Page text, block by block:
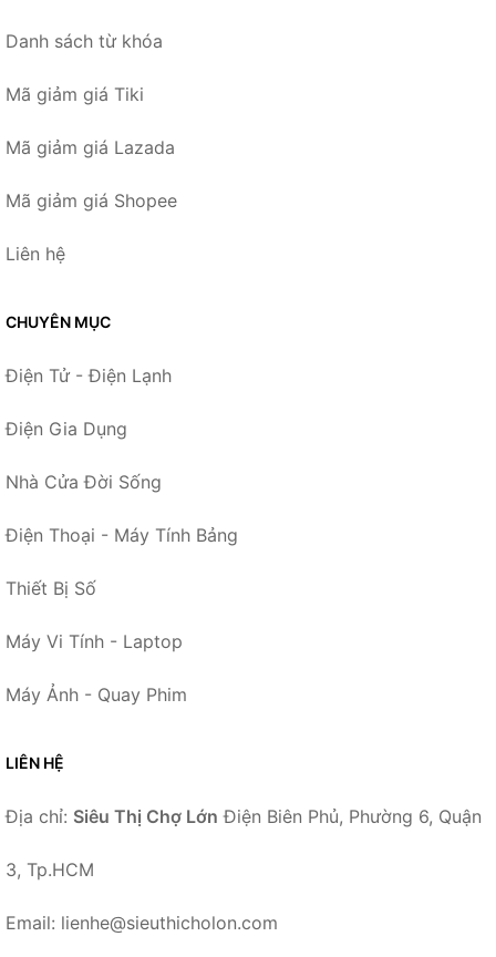
Danh sách từ khóa
Mã giảm giá Tiki
Mã giảm giá Lazada
Mã giảm giá Shopee
Liên hệ
CHUYÊN MỤC
Điện Tử - Điện Lạnh
Điện Gia Dụng
Nhà Cửa Đời Sống
Điện Thoại - Máy Tính Bảng
Thiết Bị Số
Máy Vi Tính - Laptop
Máy Ảnh - Quay Phim
LIÊN HỆ
Địa chỉ: Siêu Thị Chợ Lớn Điện Biên Phủ, Phường 6, Quận
3, Tp.HCM
Email: lienhe@sieuthicholon.com